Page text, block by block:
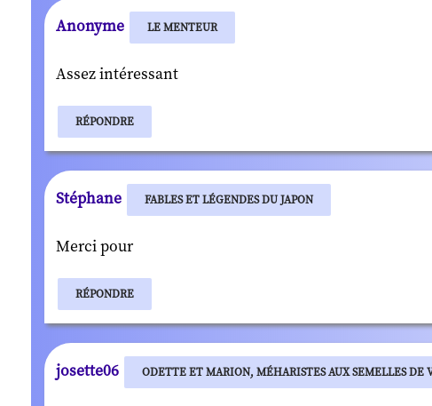
Anonyme LE MENTEUR
Assez intéressant
RÉPONDRE
Stéphane FABLES ET LÉGENDES DU JAPON
Merci pour
RÉPONDRE
josette06 ODETTE ET MARION, MÉHARISTES AUX SEMELLES DE